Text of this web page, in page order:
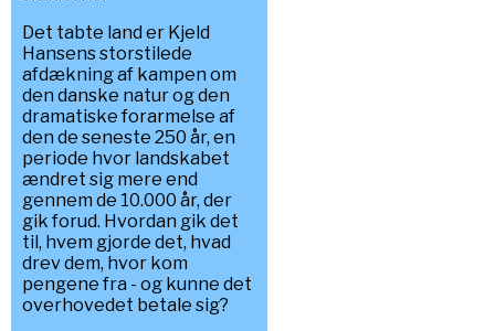
Det tabte land er Kjeld
Hansens storstilede
afdækning af kampen om
den danske natur og den
dramatiske forarmelse af
den de seneste 250 år, en
periode hvor landskabet
ændret sig mere end
gennem de 10.000 år, der
gik forud. Hvordan gik det
til, hvem gjorde det, hvad
drev dem, hvor kom
pengene fra - og kunne det
overhovedet betale sig?